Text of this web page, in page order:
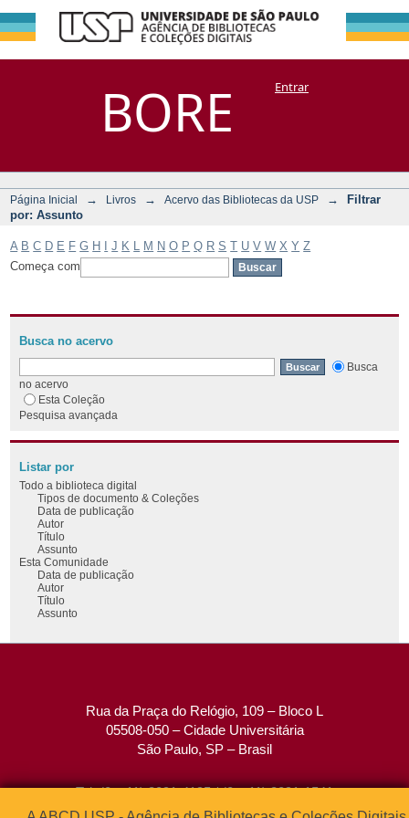
BORE
Filtrar por:
Assunto
DSpace/Manakin + CoriscoEntrar
Página Inicial → Livros → Acervo das Bibliotecas da USP →
Filtrar
por: Assunto
A B C D E F G H J K M N O P Q R S T U V W X Y Z
Começa com
Busca no acervo
Busca
no acervo
Esta Coleção
Pesquisa avançada
Listar por
Todo a biblioteca digital
Tipos de documento & Coleções
Data de publicação
Autor
Título
Assunto
Esta Comunidade
Data de publicação
Autor
Título
Assunto
Rua da Praça do Relógio, 109 – Bloco L
05508-050 – Cidade Universitária
São Paulo, SP – Brasil
Tel: (0xx11) 3091-4195 / (0xx11) 3091-1541
Fax: (0xx11) 3091-1567